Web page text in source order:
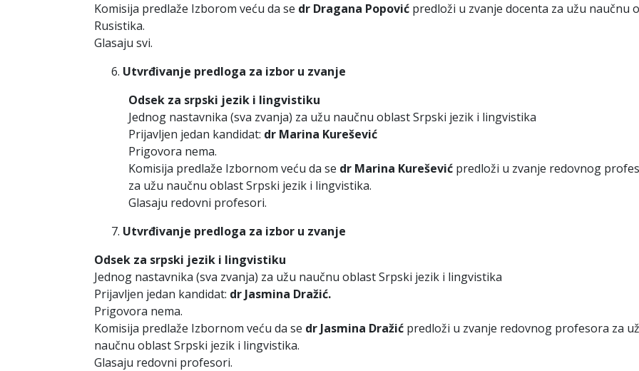
Komisija predlaže Izborom veću da se dr Dragana Popović predloži u zvanje docenta za užu naučnu
Rusistika.
Glasaju svi.
Utvrđivanje predloga za izbor u zvanje
Odsek za srpski jezik i lingvistiku
Jednog nastavnika (sva zvanja) za užu naučnu oblast Srpski jezik i lingvistika
Prijavljen jedan kandidat: dr Marina Kurešević
Prigovora nema.
Komisija predlaže Izbornom veću da se dr Marina Kurešević predloži u zvanje redovnog
za užu naučnu oblast Srpski jezik i lingvistika.
Glasaju redovni profesori.
Utvrđivanje predloga za izbor u zvanje
Odsek za srpski jezik i lingvistiku
Jednog nastavnika (sva zvanja) za užu naučnu oblast Srpski jezik i lingvistika
Prijavljen jedan kandidat: dr Jasmina Dražić.
Prigovora nema.
Komisija predlaže Izbornom veću da se dr Jasmina Dražić predloži u zvanje redovnog profesora za
naučnu oblast Srpski jezik i lingvistika.
Glasaju redovni profesori.